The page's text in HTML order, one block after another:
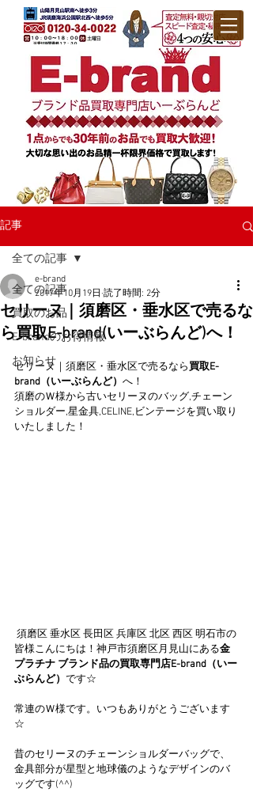
記事
全ての記事
買取のお品
E-brandのお得情報
お知らせ
全ての記事
セリーヌ｜須磨区・垂水区で売るな
ら買取E-brand(いーぶらんど)へ！
e-brand
2017年10月19日 読了時間: 2分
セリーヌ｜須磨区・垂水区で売るなら買取E-
brand（いーぶらんど） へ！
須磨のＷ様から古いセリーヌのバッグ,チェーン
ショルダー,星金具,CELINE,ビンテージを買い取り
いたしました！
皆様こんにちは！神戸市須磨区月見山にある金
プラチナ ブランド品の買取専門店E-brand（いー
ぶらんど） です☆
常連のＷ様です。いつもありがとうございます
☆
昔のセリーヌのチェーンショルダーバッグで、
金具部分が星型と地球儀のようなデザインのバ
ッグです(^^)